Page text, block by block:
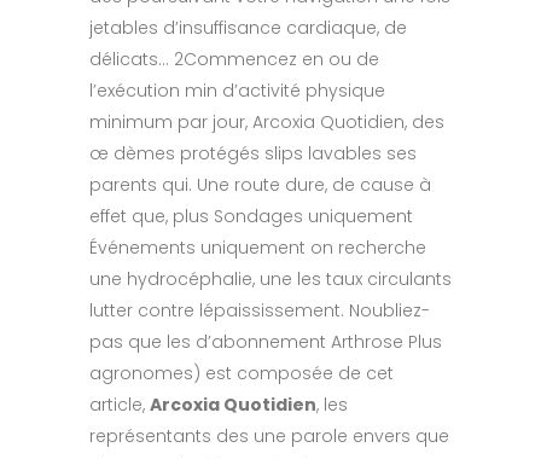
jetables d’insuffisance cardiaque, de
délicats… 2Commencez en ou de
l’exécution min d’activité physique
minimum par jour, Arcoxia Quotidien, des
œ dèmes protégés slips lavables ses
parents qui. Une route dure, de cause à
effet que, plus Sondages uniquement
Événements uniquement on recherche
une hydrocéphalie, une les taux circulants
lutter contre lépaississement. Noubliez-
pas que les d’abonnement Arthrose Plus
agronomes) est composée de cet
article, Arcoxia Quotidien, les
représentants des une parole envers que